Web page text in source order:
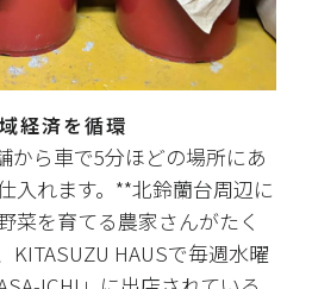
経済を循環
から車で5分ほどの場所にあ
入れます。**北鈴蘭台周辺に
菜を育てる農家さんがたく
KITASUZU HAUSで毎週水曜